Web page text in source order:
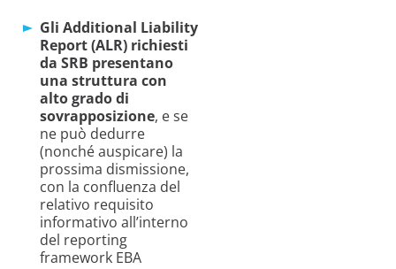
Gli Additional Liability
Report (ALR) richiesti
da SRB presentano
una struttura con
alto grado di
sovrapposizione, e se
ne può dedurre
(nonché auspicare) la
prossima dismissione,
con la confluenza del
relativo requisito
informativo all’interno
del reporting
framework EBA